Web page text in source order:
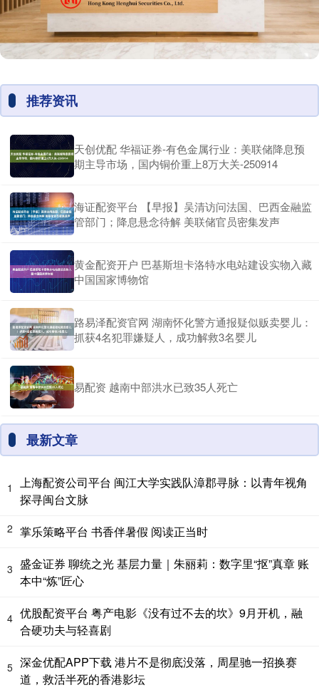
推荐资讯
天创优配 华福证券-有色金属行业：美联储降息预
期主导市场，国内铜价重上8万大关-250914
海证配资平台 【早报】吴清访问法国、巴西金融监
管部门；降息悬念待解 美联储官员密集发声
黄金配资开户 巴基斯坦卡洛特水电站建设实物入藏
中国国家博物馆
路易泽配资官网 湖南怀化警方通报疑似贩卖婴儿：
抓获4名犯罪嫌疑人，成功解救3名婴儿
易配资 越南中部洪水已致35人死亡
最新文章
1
上海配资公司平台 闽江大学实践队漳郡寻脉：以青年视角
探寻闽台文脉
2 掌乐策略平台 书香伴暑假 阅读正当时
3 盛金证券 聊统之光 基层力量｜朱丽莉：数字里“抠”真章 账
本中“炼”匠心
4 优股配资平台 粤产电影《没有过不去的坎》9月开机，融
合硬功夫与轻喜剧
5 深金优配APP下载 港片不是彻底没落，周星驰一招换赛
道，救活半死的香港影坛